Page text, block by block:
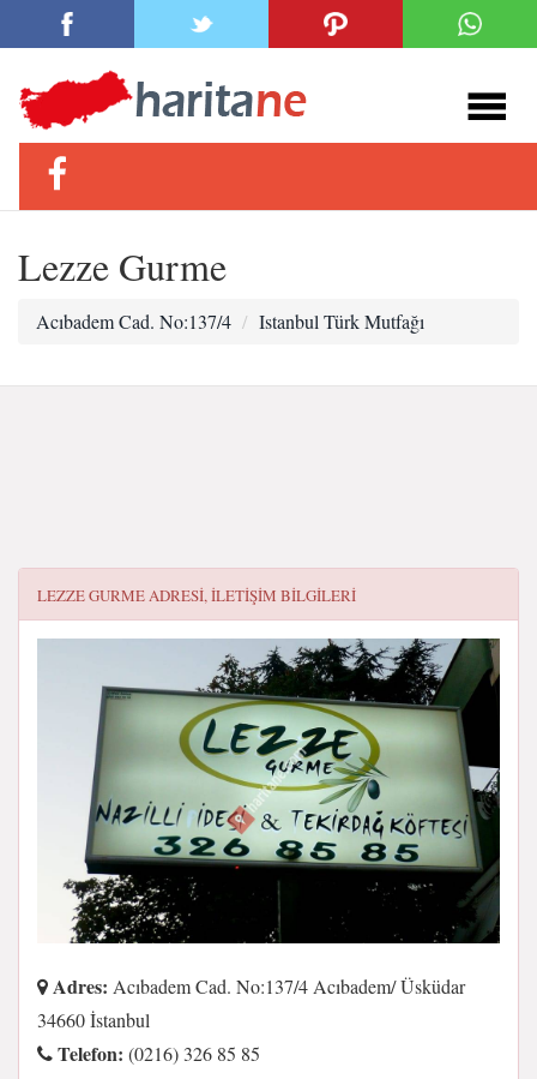
Lezze Gurme
Acıbadem Cad. No:137/4 Istanbul Türk Mutfağı
LEZZE GURMEADRESI, ILETIŞIM BILGILERI
Adres: Acıbadem Cad. No:137/4 Acıbadem/ Üsküdar
34660 İstanbul
Telefon: (0216) 326 85 85